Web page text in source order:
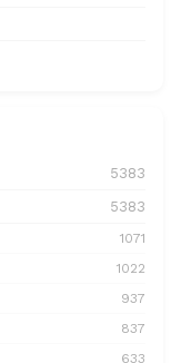
5383
5383
1071
1022
937
837
633